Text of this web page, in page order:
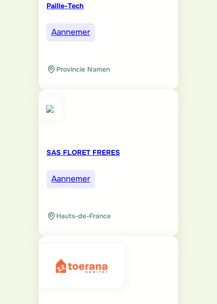
Paille-Tech
Aannemer
Provincie Namen
SAS FLORET FRERES
Aannemer
Hauts-de-France